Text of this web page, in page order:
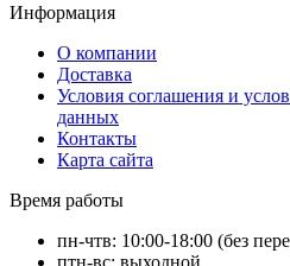
Информация
О компании
Доставка
Условия соглашения и
данных
Контакты
Карта сайта
Время работы
пн-чтв: 10:00-18:00 (без
птн-вс: выходной